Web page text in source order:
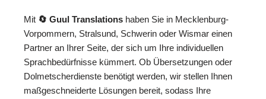
Mit 🔄 Guul Translations haben Sie in Mecklenburg-
Vorpommern, Stralsund, Schwerin oder Wismar einen
Partner an Ihrer Seite, der sich um Ihre individuellen
Sprachbedürfnisse kümmert. Ob Übersetzungen oder
Dolmetscherdienste benötigt werden, wir stellen Ihnen
maßgeschneiderte Lösungen bereit, sodass Ihre